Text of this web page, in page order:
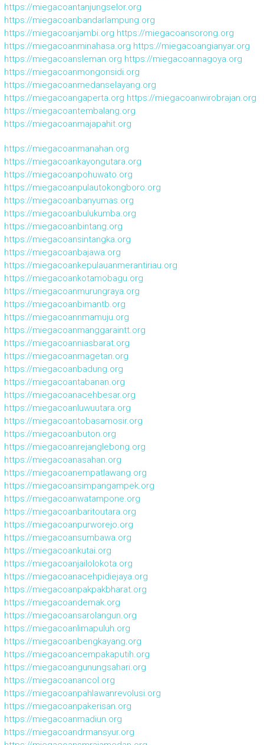
https://miegacoantanjungselor.org
https://miegacoanbandarlampung.org
https://miegacoanjambi.org https://miegacoansorong.org
https://miegacoanminahasa.org https://miegacoangianyar.org
https://miegacoansleman.org https://miegacoannagoya.org
https://miegacoanmongonsidi.org
https://miegacoanmedanselayang.org
https://miegacoangaperta.org https://miegacoanwirobrajan.org
https://miegacoantembalang.org
https://miegacoanmajapahit.org
https://miegacoanmanahan.org
https://miegacoankayongutara.org
https://miegacoanpohuwato.org
https://miegacoanpulautokongboro.org
https://miegacoanbanyumas.org
https://miegacoanbulukumba.org
https://miegacoanbintang.org
https://miegacoansintangka.org
https://miegacoanbajawa.org
https://miegacoankepulauanmerantiriau.org
https://miegacoankotamobagu.org
https://miegacoanmurungraya.org
https://miegacoanbimantb.org
https://miegacoannmamuju.org
https://miegacoanmanggaraintt.org
https://miegacoanniasbarat.org
https://miegacoanmagetan.org
https://miegacoanbadung.org
https://miegacoantabanan.org
https://miegacoanacehbesar.org
https://miegacoanluwuutara.org
https://miegacoantobasamosir.org
https://miegacoanbuton.org
https://miegacoanrejanglebong.org
https://miegacoanasahan.org
https://miegacoanempatlawang.org
https://miegacoansimpangampek.org
https://miegacoanwatampone.org
https://miegacoanbaritoutara.org
https://miegacoanpurworejo.org
https://miegacoansumbawa.org
https://miegacoankutai.org
https://miegacoanjailolokota.org
https://miegacoanacehpidiejaya.org
https://miegacoanpakpakbharat.org
https://miegacoandemak.org
https://miegacoansarolangun.org
https://miegacoanlimapuluh.org
https://miegacoanbengkayang.org
https://miegacoancempakaputih.org
https://miegacoangunungsahari.org
https://miegacoanancol.org
https://miegacoanpahlawanrevolusi.org
https://miegacoanpakerisan.org
https://miegacoanmadiun.org
https://miegacoandrmansyur.org